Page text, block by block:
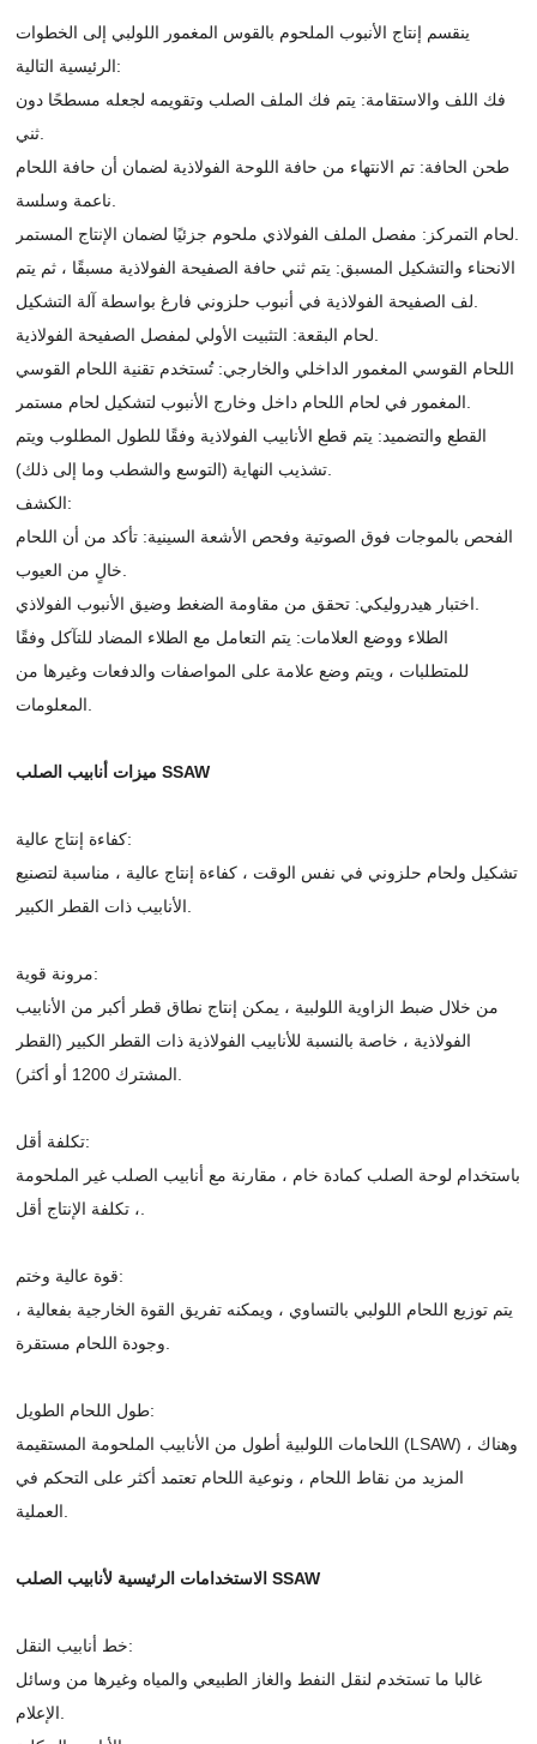
ينقسم إنتاج الأنبوب الملحوم بالقوس المغمور اللولبي إلى الخطوات
الرئيسية التالية:
فك اللف والاستقامة: يتم فك الملف الصلب وتقويمه لجعله مسطحًا دون
طحن الحافة: تم الانتهاء من حافة اللوحة الفولاذية لضمان أن حافة اللحام
الانحناء والتشكيل المسبق: يتم ثني حافة الصفيحة الفولاذية مسبقًا ، ثم يتم
اللحام القوسي المغمور الداخلي والخارجي: تُستخدم تقنية اللحام القوسي
القطع والتضميد: يتم قطع الأنابيب الفولاذية وفقًا للطول المطلوب ويتم
الكشف:
الفحص بالموجات فوق الصوتية وفحص الأشعة السينية: تأكد من أن اللحام
الطلاء ووضع العلامات: يتم التعامل مع الطلاء المضاد للتآكل وفقًا
للمتطلبات ، ويتم وضع علامة على المواصفات والدفعات وغيرها من
ميزات أنابيب الصلب SSAW
كفاءة إنتاج عالية:
تشكيل ولحام حلزوني في نفس الوقت ، كفاءة إنتاج عالية ، مناسبة لتصنيع
مرونة قوية:
من خلال ضبط الزاوية اللولبية ، يمكن إنتاج نطاق قطر أكبر من الأنابيب
الفولاذية ، خاصة بالنسبة للأنابيب الفولاذية ذات القطر الكبير (القطر
تكلفة أقل:
باستخدام لوحة الصلب كمادة خام ، مقارنة مع أنابيب الصلب غير الملحومة
قوة عالية وختم:
يتم توزيع اللحام اللولبي بالتساوي ، ويمكنه تفريق القوة الخارجية بفعالية ،
طول اللحام الطويل:
اللحامات اللولبية أطول من الأنابيب الملحومة المستقيمة (LSAW) ، وهناك
المزيد من نقاط اللحام ، ونوعية اللحام تعتمد أكثر على التحكم في
الاستخدامات الرئيسية لأنابيب الصلب SSAW
خط أنابيب النقل:
غالبا ما تستخدم لنقل النفط والغاز الطبيعي والمياه وغيرها من وسائل